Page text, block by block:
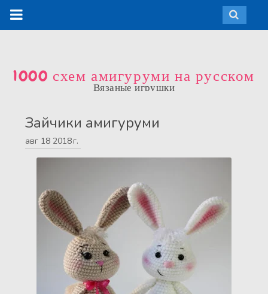
1000 схем амигуруми на русском
Вязаные игрушки
Зайчики амигуруми
авг 18 2018 г.